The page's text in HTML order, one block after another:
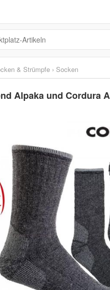
& Strümpfe › Socken
Alpaka und Cordura